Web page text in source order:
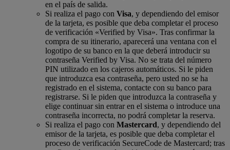
en el país de salida.
Si realiza el pago con Visa, y dependiendo del emisor
de la tarjeta, es posible que deba completar el proceso
de verificación «Verified by Visa». Tras confirmar la
compra de su itinerario, aparecerá una ventana con el
logotipo de su banco en la que deberá introducir su
contraseña Verified by Visa. No se trata del número
PIN utilizado en los cajeros automáticos. Si le piden
que introduzca esa contraseña, pero usted no se ha
registrado en el sistema, contacte con su banco para
registrarse. Si le piden que introduzca la contraseña y
elige continuar sin entrar en el sistema o introduce una
contraseña incorrecta, no podrá completar la reserva.
Si realiza el pago con Mastercard, y dependiendo del
emisor de la tarjeta, es posible que deba completar el
proceso de verificación SecureCode de Mastercard; tras